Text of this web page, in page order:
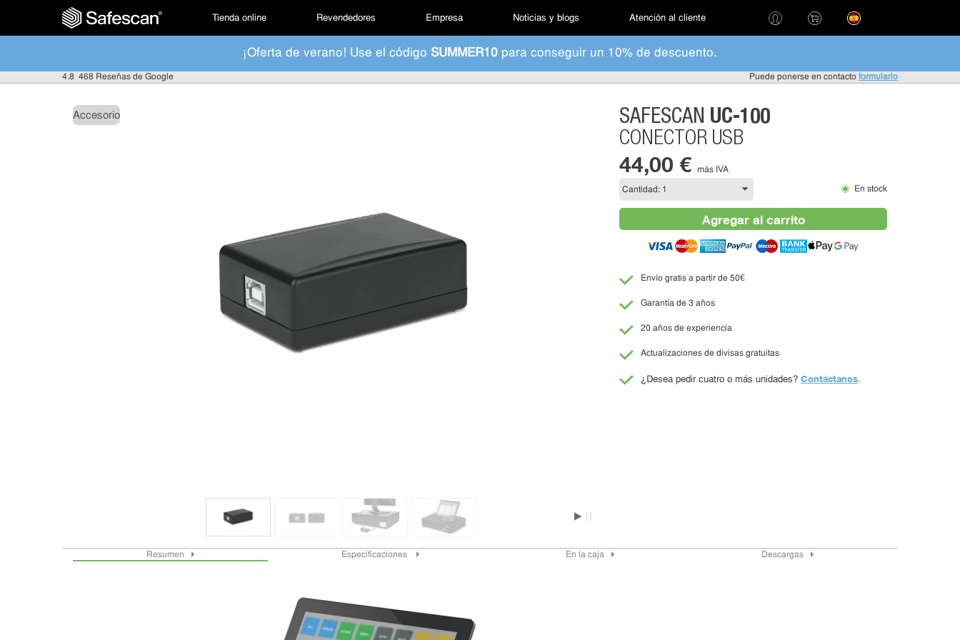
Tienda online Revendedores Empresa Noticias y blogs Atención al cliente
¡Oferta de verano! Use el código SUMMER10 para conseguir un 10% de descuento.
4.8 468 Reseñas de Google Puede ponerse en contacto formulario
Accesorio SAFESCAN UC-100
CONECTOR USB
44,00 € más IVA
En stock
Agregar al carrito
Envío gratis a partir de 50€
Garantía de 3 años
20 años de experiencia
Actualizaciones de divisas gratuitas
¿Desea pedir cuatro o más unidades? Contáctanos.
Resumen Especificaciones En la caja Descargas